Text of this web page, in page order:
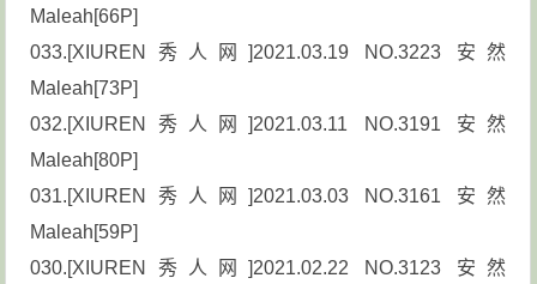
Maleah[66P]
033.[XIUREN秀人网]2021.03.19 NO.3223 安然
Maleah[73P]
032.[XIUREN秀人网]2021.03.11 NO.3191 安然
Maleah[80P]
031.[XIUREN秀人网]2021.03.03 NO.3161 安然
Maleah[59P]
030.[XIUREN秀人网]2021.02.22 NO.3123 安然